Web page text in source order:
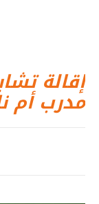
إقالة
مدرب أم